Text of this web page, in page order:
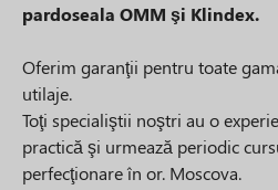
pardoseala OMM şi Klindex.
Oferim garanţii pentru toate
utilaje.
Toţi specialiştii noştri au o
practică şi urmează periodic
perfecţionare în or. Moscova.